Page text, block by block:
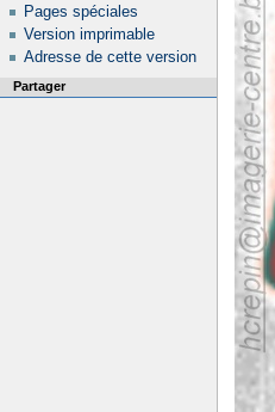
Pages spéciales
Version imprimable
Adresse de cette version
Partager